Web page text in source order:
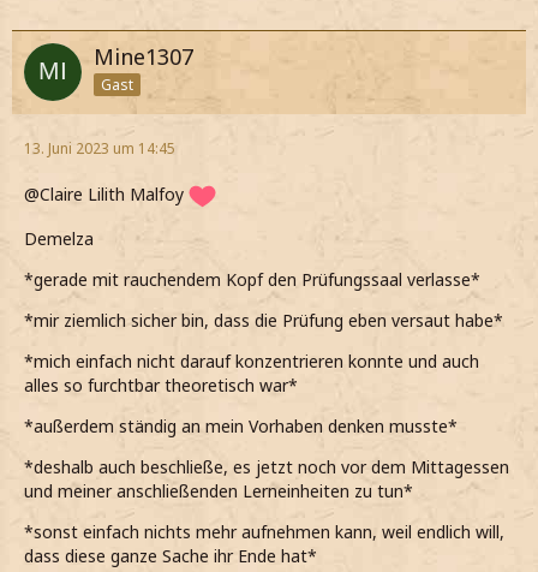
Mine1307
Gast
13. Juni 2023 um 14:45
@Claire Lilith Malfoy
Demelza
*gerade mit rauchendem Kopf den Prüfungssaal verlasse*
*mir ziemlich sicher bin, dass die Prüfung eben versaut habe*
*mich einfach nicht darauf konzentrieren konnte und auch
alles so furchtbar theoretisch war*
*außerdem ständig an mein Vorhaben denken musste*
*deshalb auch beschließe, es jetzt noch vor dem Mittagessen
und meiner anschließenden Lerneinheiten zu tun*
*sonst einfach nichts mehr aufnehmen kann, weil endlich will,
dass diese ganze Sache ihr Ende hat*